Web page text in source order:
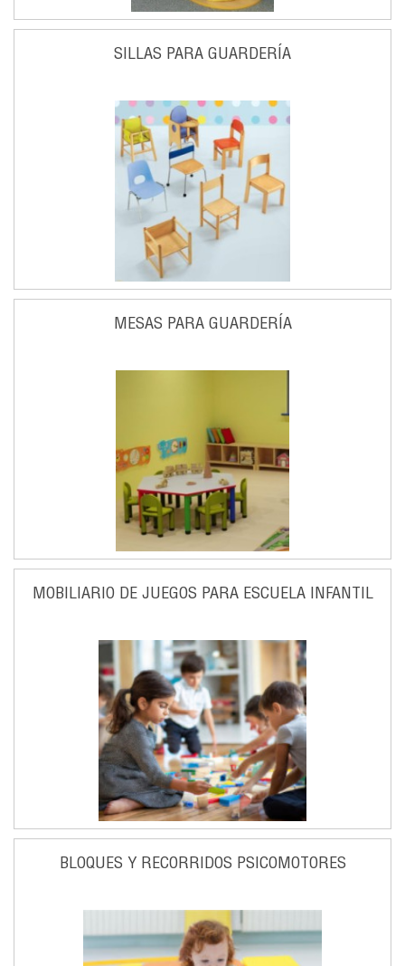
SILLAS PARA GUARDERÍA
MESAS PARA GUARDERÍA
MOBILIARIO DE JUEGOS PARA ESCUELA INFANTIL
BLOQUES Y RECORRIDOS PSICOMOTORES